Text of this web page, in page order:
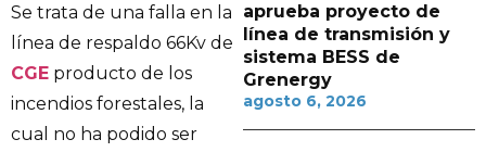
Se trata de una falla en la
línea de respaldo 66Kv de
CGE producto de los
incendios forestales, la
cual no ha podido ser
aprueba proyecto de
línea de transmisión y
sistema BESS de
Grenergy
agosto 6, 2026